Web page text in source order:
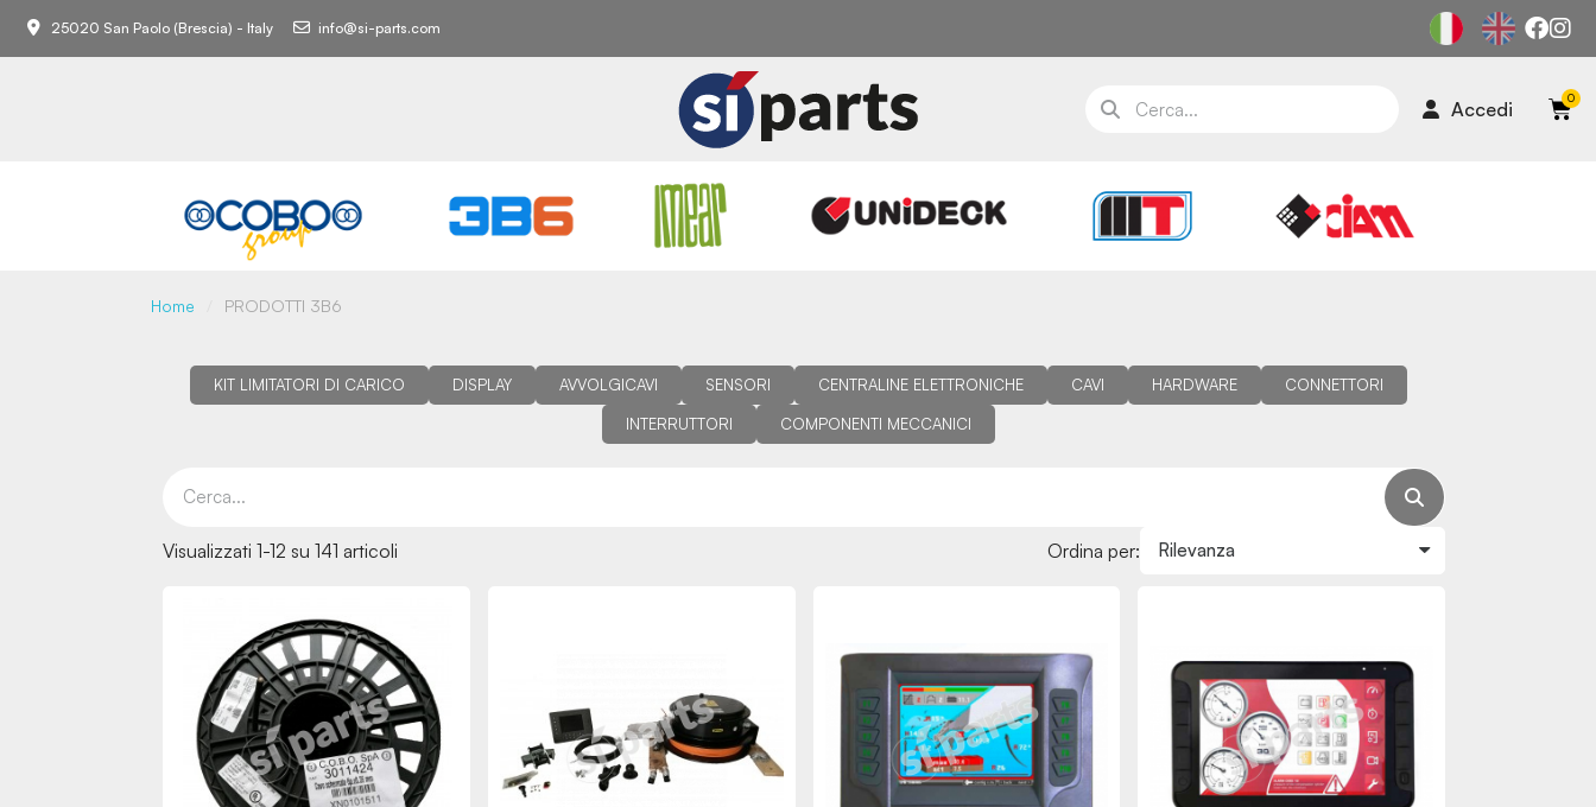
25020 San Paolo (Brescia) - Italy info@si-parts.com
Accedi
Home PRODOTTI 3B6
KIT LIMITATORI DI CARICO DISPLAY AVVOLGICAVI SENSORI CENTRALINE ELETTRONICHE CAVI HARDWARE CONNETTORI
INTERRUTTORI COMPONENTI MECCANICI
Visualizzati 1-12 su 141 articoli Ordina per: